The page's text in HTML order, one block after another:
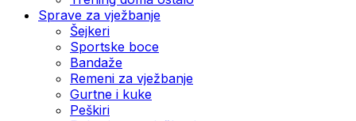
Sprave za vježbanje
Šejkeri
Sportske boce
Bandaže
Remeni za vježbanje
Gurtne i kuke
Peškiri